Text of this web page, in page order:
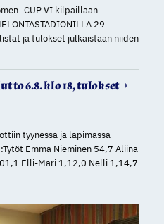
-CUP VI kilpaillaan
29-
ja tulokset julkaistaan niiden
to 6.8. klo 18, tulokset
tyynessä ja läpimässä
Emma Nieminen 54,7 Aliina
Elli-Mari 1,12,0 Nelli 1,14,7